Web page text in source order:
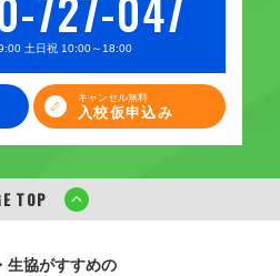
土日祝 10:00～18:00
キャンセル無料
入校仮申込み
TOP
生協がすすめの